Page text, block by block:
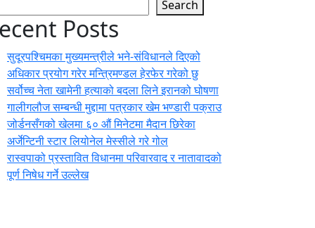
Search
Posts
सुदूरपश्चिमका मुख्यमन्त्रीले भने-संविधानले दिएको
अधिकार प्रयोग गरेर मन्त्रिमण्डल हेरफेर गरेको छु
सर्वोच्च नेता खामेनी हत्याको बदला लिने इरानको घोषणा
गालीगलौज सम्बन्धी मुद्दामा पत्रकार खेम भण्डारी पक्राउ
जोर्डनसँगको खेलमा ६० औं मिनेटमा मैदान छिरेका
अर्जेन्टिनी स्टार लियोनेल मेस्सीले गरे गोल
रास्वपाको प्रस्तावित विधानमा परिवारवाद र नातावादको
पूर्ण निषेध गर्ने उल्लेख